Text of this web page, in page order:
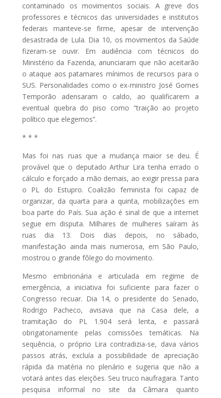
contaminado os movimentos sociais. A greve dos
professores e técnicos das universidades e institutos
federais manteve-se firme, apesar de intervenção
desastrada de Lula. Dia 10, os movimentos da Saúde
fizeram-se ouvir. Em audiência com técnicos do
Ministério da Fazenda, anunciaram que não aceitarão
o ataque aos patamares mínimos de recursos para o
SUS. Personalidades como o ex-ministro José Gomes
Temporão adensaram o caldo, ao qualificarem a
eventual quebra do piso como “traição ao projeto
político que elegemos”.
* * *
Mas foi nas ruas que a mudança maior se deu. É
provável que o deputado Arthur Lira tenha errado o
cálculo e forçado a mão demais, ao exigir pressa para
o PL do Estupro. Coalizão feminista foi capaz de
organizar, da quarta para a quinta, mobilizações em
boa parte do País. Sua ação é sinal de que a internet
segue em disputa. Milhares de mulheres saíram às
ruas dia 13. Dois dias depois, no sábado,
manifestação ainda mais numerosa, em São Paulo,
mostrou o grande fôlego do movimento.
Mesmo embrionária e articulada em regime de
emergência, a iniciativa foi suficiente para fazer o
Congresso recuar. Dia 14, o presidente do Senado,
Rodrigo Pacheco, avisava que na Casa dele, a
tramitação do PL 1.904 será lenta, e passará
obrigatoriamente pelas comissões temáticas. Na
sequência, o próprio Lira contradizia-se, dava vários
passos atrás, excluía a possibilidade de apreciação
rápida da matéria no plenário e sugeria que não a
votará antes das eleições. Seu truco naufragara. Tanto
pesquisa informal no site da Câmara quanto